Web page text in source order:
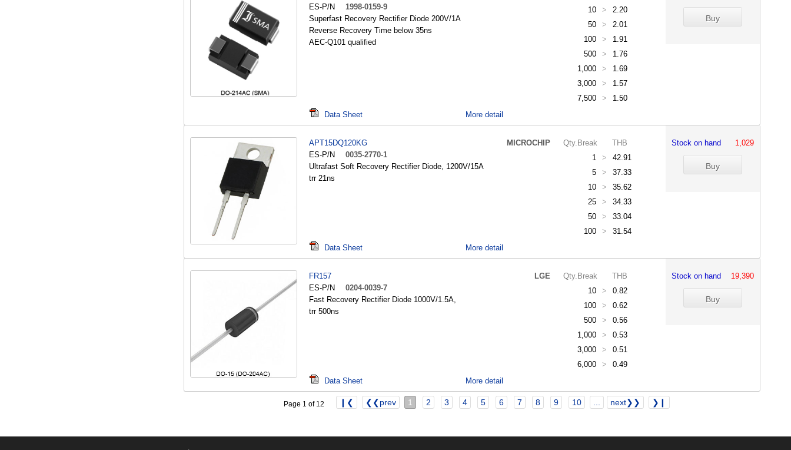
ES-P/N
1998-0159-9
Superfast Recovery Rectifier Diode 200V/1A
Reverse Recovery Time below 35ns
AEC-Q101 qualified
10
>
2.20
50
>
2.01
100
>
1.91
500
>
1.76
1,000
>
1.69
3,000
>
1.57
7,500
> 1.50
Data Sheet More detail
APT15DQ120KG
MICROCHIP
ES-P/N
0035-2770-1
Ultrafast Soft Recovery Rectifier Diode, 1200V/15A
trr 21ns
Qty.Break
THB
1
>
42.91
5
>
37.33
10
>
35.62
25
>
34.33
50
>
33.04
100
> 31.54
Stock on hand 1,029
Data Sheet More detail
FR157
LGE
ES-P/N
0204-0039-7
Fast Recovery Rectifier Diode 1000V/1.5A,
trr 500ns
Qty.Break
THB
10
>
0.82
100
>
0.62
500
>
0.56
1,000
>
0.53
3,000
>
0.51
6,000
> 0.49
Stock on hand 19,390
Data Sheet More detail
Page 1 of 12 ❙❮ ❮❮prev 1 2 3 4 5 6 7 8 9 10 next❯❯ ❯❙